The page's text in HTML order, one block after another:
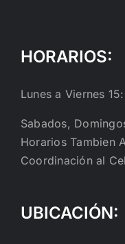
HORARIOS:
Lunes a Viernes
Sabados,
Horarios Tambien
Coordinación al
UBICACIÓN: